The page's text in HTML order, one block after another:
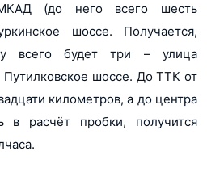
(до него всего шесть
шоссе. Получается,
всего будет три – улица
Путилковское шоссе. До ТТК от
километров, а до центра
в расчёт пробки, получится